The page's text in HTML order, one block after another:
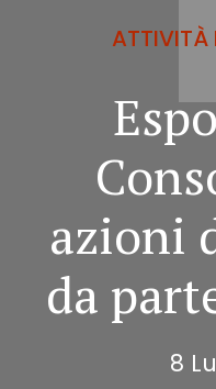
ATTIVITÀ
azioni
da
8